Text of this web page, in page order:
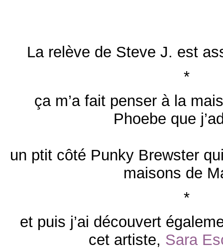
La relève de Steve J. est
*
ça m’a fait penser à la
Phoebe que
un ptit côté Punky Brewster
maisons de
*
et puis j’ai découvert
cet artiste, Sara